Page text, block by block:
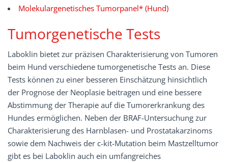
Molekulargenetisches Tumorpanel* (Hund)
Tumorgenetische Tests
Laboklin bietet zur präzisen Charakterisierung von Tumoren
beim Hund verschiedene tumorgenetische Tests an. Diese
Tests können zu einer besseren Einschätzung hinsichtlich
der Prognose der Neoplasie beitragen und eine bessere
Abstimmung der Therapie auf die Tumorerkrankung des
Hundes ermöglichen. Neben der BRAF-Untersuchung zur
Charakterisierung des Harnblasen- und Prostatakarzinoms
sowie dem Nachweis der c-kit-Mutation beim Mastzelltumor
gibt es bei Laboklin auch ein umfangreiches